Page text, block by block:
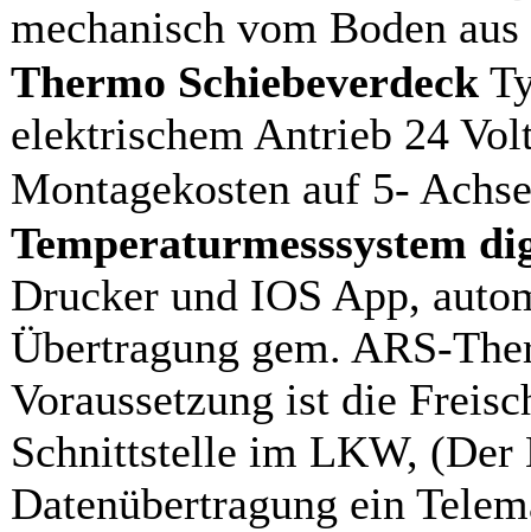
mechanisch vom Boden
Thermo Schiebeverdeck
elektrischem Antrieb 24
Montagekosten auf 5-
Temperaturmesssystem
Drucker und IOS App,
Übertragung gem. ARS-
Voraussetzung ist die
Schnittstelle im LKW, (Der
Datenübertragung ein